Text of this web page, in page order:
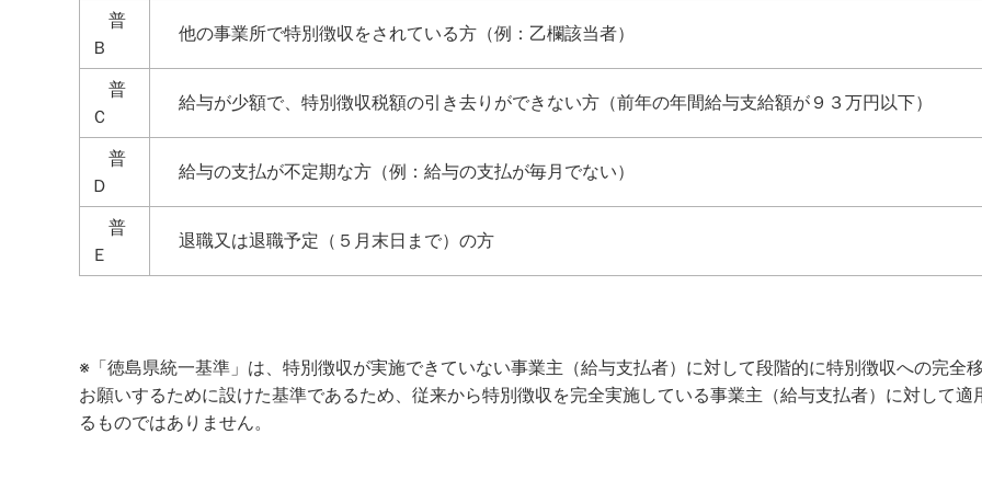
普
Ｂ
他の事業所で特別徴収をされている方（例：乙欄該当者）
普
Ｃ
給与が少額で、特別徴収税額の引き去りができない方（前年の年間給与支給額が９３万円以下）
普
Ｄ
給与の支払が不定期な方（例：給与の支払が毎月でない）
普
Ｅ
退職又は退職予定（５月末日まで）の方
※「徳島県統一基準」は、特別徴収が実施できていない事業主（給与支払者）に対して段階的に特別徴収への完全
お願いするために設けた基準であるため、従来から特別徴収を完全実施している事業主（給与支払者）に対して適
るものではありません。